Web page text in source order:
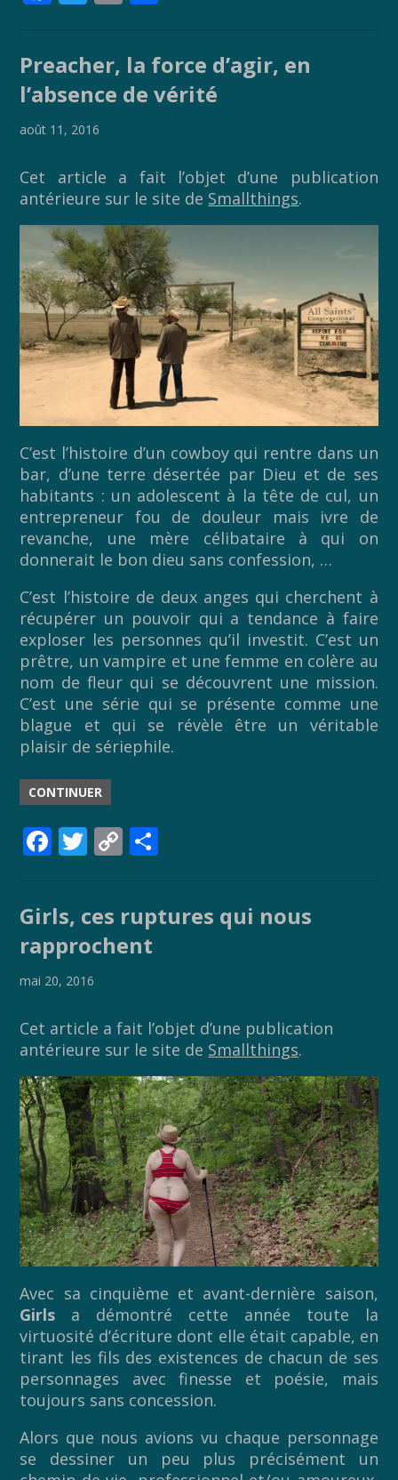
b
o
o
er
p
y
Li
ta
g
er
Preacher, la force d’agir, en
l’absence de vérité
août 11, 2016
Cet article a fait l’objet d’une publication
antérieure sur le site de Smallthings.
C’est l’histoire d’un cowboy qui rentre dans un
bar, d’une terre désertée par Dieu et de ses
habitants : un adolescent à la tête de cul, un
entrepreneur fou de douleur mais ivre de
revanche, une mère célibataire à qui on
donnerait le bon dieu sans confession, …
C’est l’histoire de deux anges qui cherchent à
récupérer un pouvoir qui a tendance à faire
exploser les personnes qu’il investit. C’est un
prêtre, un vampire et une femme en colère au
nom de fleur qui se découvrent une mission.
C’est une série qui se présente comme une
blague et qui se révèle être un véritable
plaisir de sériephile.
CONTINUER
F
e
b
o
o
T
er
C
y
Li
g
Girls, ces ruptures qui nous
rapprochent
mai 20, 2016
Cet article a fait l’objet d’une publication
antérieure sur le site de Smallthings.
Avec sa cinquième et avant-dernière saison,
Girls a démontré cette année toute la
virtuosité d’écriture dont elle était capable, en
tirant les fils des existences de chacun de ses
personnages avec finesse et poésie, mais
toujours sans concession.
Alors que nous avions vu chaque personnage
se dessiner un peu plus précisément un